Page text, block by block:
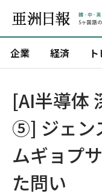
企業 経済
[AI半導体
⑤] ジェン
ムギョプ
た問い